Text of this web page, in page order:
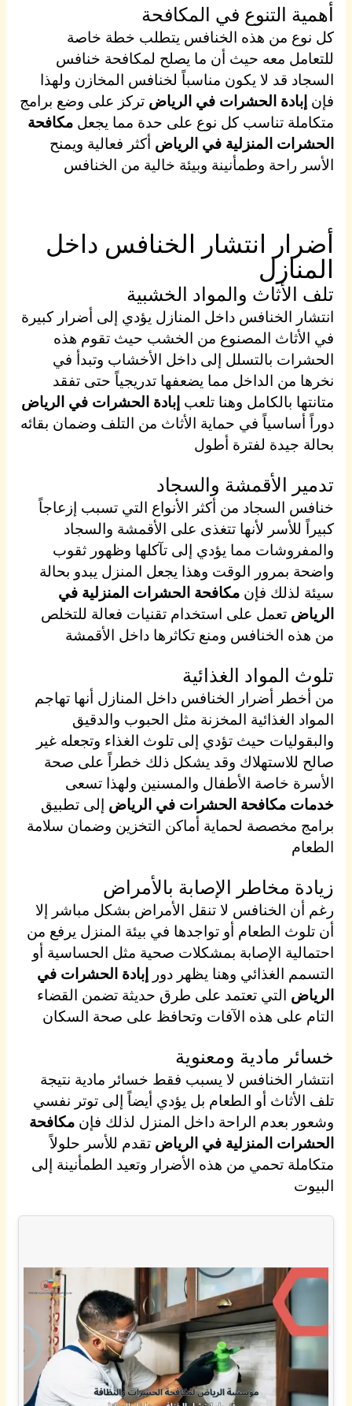
أهمية التنوع في المكافحة
كل نوع من هذه الخنافس يتطلب خطة خاصة
للتعامل معه حيث أن ما يصلح لمكافحة خنافس
السجاد قد لا يكون مناسباً لخنافس المخازن ولهذا
فإنإبادة الحشرات في الرياض تركز على وضع برامج
متكاملة تناسب كل نوع على حدة مما يجعل مكافحة
الحشرات المنزلية في الرياض أكثر فعالية ويمنح
الأسر راحة وطمأنينة وبيئة خالية من الخنافس
أضرار انتشار الخنافس داخل
المنازل
تلف الأثاث والمواد الخشبية
انتشار الخنافس داخل المنازل يؤدي إلى أضرار كبيرة
في الأثاث المصنوع من الخشب حيث تقوم هذه
الحشرات بالتسلل إلى داخل الأخشاب وتبدأ في
نخرها من الداخل مما يضعفها تدريجياً حتى تفقد
متانتها بالكامل وهنا تلعبإبادة الحشرات في الرياض
دوراً أساسياً في حماية الأثاث من التلف وضمان بقائه
بحالة جيدة لفترة أطول
تدمير الأقمشة والسجاد
خنافس السجاد من أكثر الأنواع التي تسبب إزعاجاً
كبيراً للأسر لأنها تتغذى على الأقمشة والسجاد
والمفروشات مما يؤدي إلى تآكلها وظهور ثقوب
واضحة بمرور الوقت وهذا يجعل المنزل يبدو بحالة
سيئة لذلك فإنمكافحة الحشرات المنزلية في
الرياض تعمل على استخدام تقنيات فعالة للتخلص
من هذه الخنافس ومنع تكاثرها داخل الأقمشة
تلوث المواد الغذائية
من أخطر أضرار الخنافس داخل المنازل أنها تهاجم
المواد الغذائية المخزنة مثل الحبوب والدقيق
والبقوليات حيث تؤدي إلى تلوث الغذاء وتجعله غير
صالح للاستهلاك وقد يشكل ذلك خطراً على صحة
الأسرة خاصة الأطفال والمسنين ولهذا تسعى
خدمات مكافحة الحشرات في الرياض إلى تطبيق
برامج مخصصة لحماية أماكن التخزين وضمان سلامة
الطعام
زيادة مخاطر الإصابة بالأمراض
رغم أن الخنافس لا تنقل الأمراض بشكل مباشر إلا
أن تلوث الطعام أو تواجدها في بيئة المنزل يرفع من
احتمالية الإصابة بمشكلات صحية مثل الحساسية أو
التسمم الغذائي وهنا يظهر دورإبادة الحشرات في
الرياض التي تعتمد على طرق حديثة تضمن القضاء
التام على هذه الآفات وتحافظ على صحة السكان
خسائر مادية ومعنوية
انتشار الخنافس لا يسبب فقط خسائر مادية نتيجة
تلف الأثاث أو الطعام بل يؤدي أيضاً إلى توتر نفسي
وشعور بعدم الراحة داخل المنزل لذلك فإن مكافحة
الحشرات المنزلية في الرياض تقدم للأسر حلولاً
متكاملة تحمي من هذه الأضرار وتعيد الطمأنينة إلى
البيوت